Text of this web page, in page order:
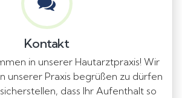
Kontakt
in unserer Hautarztpraxis! Wir
unserer Praxis begrüßen zu dürfen
dass Ihr Aufenthalt so